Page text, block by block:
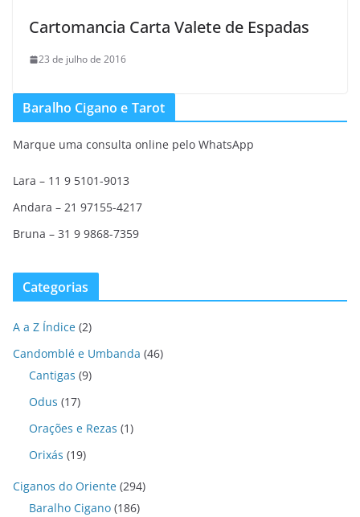
Cartomancia Carta Valete de Espadas
23 de julho de 2016
Baralho Cigano e Tarot
Marque uma consulta online pelo WhatsApp
Lara – 11 9 5101-9013
Andara – 21 97155-4217
Bruna – 31 9 9868-7359
Categorias
A a Z Índice (2)
Candomblé e Umbanda (46)
Cantigas (9)
Odus (17)
Orações e Rezas (1)
Orixás (19)
Ciganos do Oriente (294)
Baralho Cigano (186)